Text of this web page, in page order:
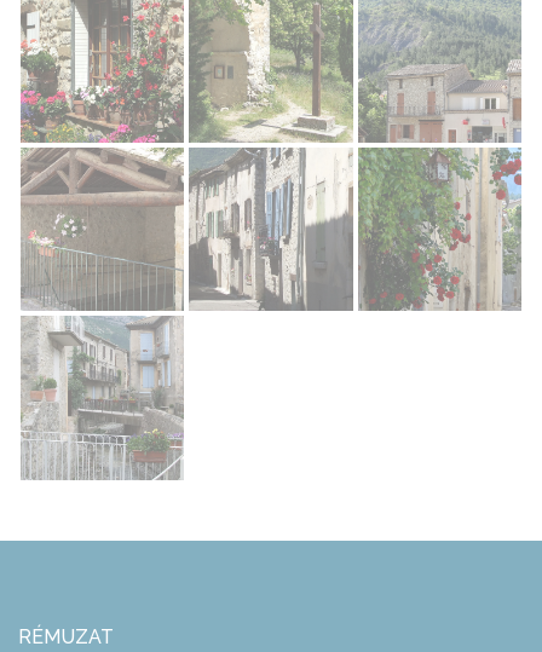
Rémuzat Village Rémuzat Village Rémuzat Village
Rémuzat Village
RÉMUZAT